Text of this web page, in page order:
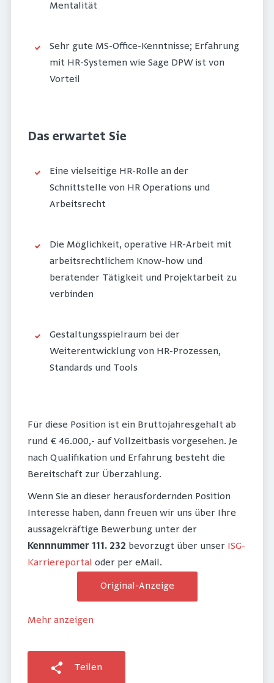
Mentalität
Sehr gute MS-Office-Kenntnisse; Erfahrung
mit HR-Systemen wie Sage DPW ist von
Vorteil
Das erwartet Sie
Eine vielseitige HR-Rolle an der
Schnittstelle von HR Operations und
Arbeitsrecht
Die Möglichkeit, operative HR-Arbeit mit
arbeitsrechtlichem Know-how und
beratender Tätigkeit und Projektarbeit zu
verbinden
Gestaltungsspielraum bei der
Weiterentwicklung von HR-Prozessen,
Standards und Tools
Für diese Position ist ein Bruttojahresgehalt ab
rund € 46.000,- auf Vollzeitbasis vorgesehen. Je
nach Qualifikation und Erfahrung besteht die
Bereitschaft zur Überzahlung.
Wenn Sie an dieser herausfordernden Position
Interesse haben, dann freuen wir uns über Ihre
aussagekräftige Bewerbung unter der
Kennnummer 111. 232 bevorzugt über unser ISG-
Karriereportal oder per eMail.
Original-Anzeige
Mehr anzeigen
Teilen